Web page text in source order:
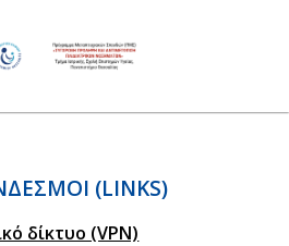
(LINKS)
δίκτυο (VPN)